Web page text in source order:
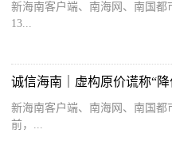
新海南客户端、南海网、南国都
13...
新海南客户端、南海网、南国都
前，...